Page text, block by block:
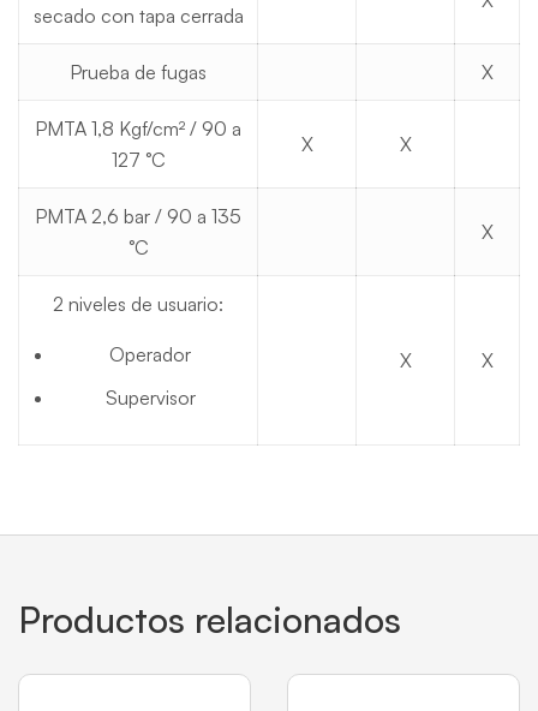
secado con tapa cerrada
Prueba de fugas X
PMTA 1,8 Kgf/cm² / 90 a
127 °C
X X
PMTA 2,6 bar / 90 a 135
°C
X
2 niveles de usuario:
Operador
Supervisor
X X
Productos relacionados